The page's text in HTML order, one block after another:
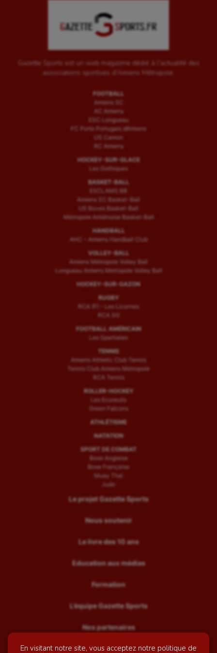
En visitant notre site, vous acceptez notre politique de
Gazette Sports est un web magazine dédié à l'actualité des
associations sportives d'Amiens Métropole.
FOOTBALL
Amiens SC
AC Amiens
ESC Longueau
FC Porto Portugais d’Amiens
US Camon
RC Amiens
HOCKEY-SUR-GLACE
Les Gothiques
BASKET-BALL
ESCLAMS BB
Amiens SC Basket-Ball
US Boves Basket-Ball
Métropole Amiénoise Basket-Ball
HANDBALL
AHC – Amiens Handball Club
VOLLEY-BALL
Amiens Métropole Volley Ball
Longueau Amiens Metropole Volley Ball
HOCKEY-SUR-GAZON
RUGBY
RCA (F) – Les Licornes
RCA (H)
FOOTBALL AMÉRICAIN
Les Spartiates
TENNIS
Amiens Athletic Club Tennis
Tennis Club Amiens Métropole
RCA Tennis
ROLLER-HOCKEY
Les Ecureuils
Green Falcons
ATHLÉTISME
NATATION
SPORT DE COMBAT
Boxe Anglaise
Boxe Française
Muay Thaï
Judo
Le projet Gazette Sports
Nous soutenir
Le livre des 10 ans
Education aux médias
Formation
L’équipe Gazette Sports
Nos partenaires
Recrutement